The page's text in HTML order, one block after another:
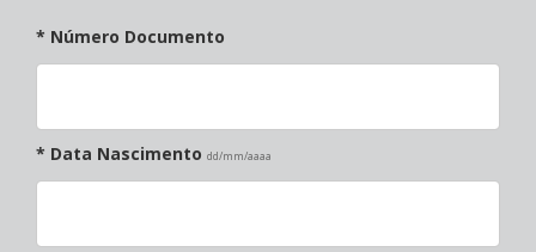
* Número Documento
* Data Nascimento dd/mm/aaaa